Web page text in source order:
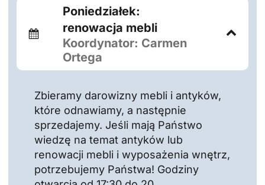
Poniedziałek:
renowacja mebli
Koordynator: Carmen
Ortega
Zbieramy darowizny mebli i antyków,
które odnawiamy, a następnie
sprzedajemy. Jeśli mają Państwo
wiedzę na temat antyków lub
renowacji mebli i wyposażenia wnętrz,
potrzebujemy Państwa! Godziny